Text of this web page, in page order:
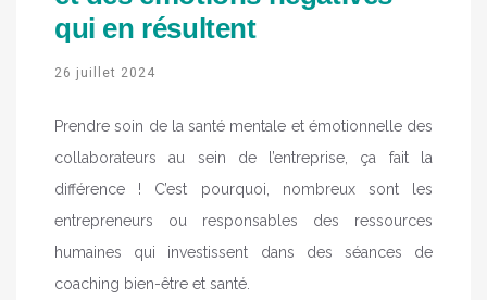
qui en résultent
26 juillet 2024
Prendre soin de la santé mentale et émotionnelle des
collaborateurs au sein de l’entreprise, ça fait la
différence ! C’est pourquoi, nombreux sont les
entrepreneurs ou responsables des ressources
humaines qui investissent dans des séances de
coaching bien-être et santé.